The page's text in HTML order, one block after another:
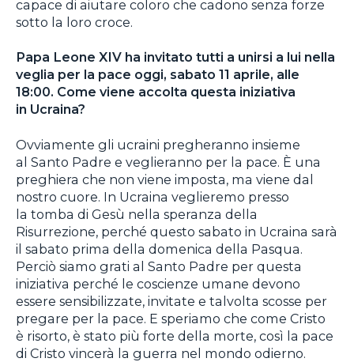
capace di aiutare coloro che cadono senza forze
sotto la loro croce.
Papa Leone XIV ha invitato tutti a unirsi a lui nella
veglia per la pace oggi, sabato 11 aprile, alle
18:00. Come viene accolta questa iniziativa
in Ucraina?
Ovviamente gli ucraini pregheranno insieme
al Santo Padre e veglieranno per la pace. È una
preghiera che non viene imposta, ma viene dal
nostro cuore. In Ucraina veglieremo presso
la tomba di Gesù nella speranza della
Risurrezione, perché questo sabato in Ucraina sarà
il sabato prima della domenica della Pasqua.
Perciò siamo grati al Santo Padre per questa
iniziativa perché le coscienze umane devono
essere sensibilizzate, invitate e talvolta scosse per
pregare per la pace. E speriamo che come Cristo
è risorto, è stato più forte della morte, così la pace
di Cristo vincerà la guerra nel mondo odierno.